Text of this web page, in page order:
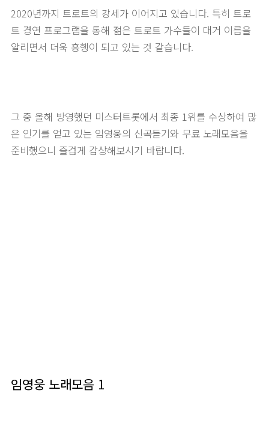
2020년까지 트로트의 강세가 이어지고 있습니다. 특히 트로
트 경연 프로그램을 통해 젊은 트로트 가수들이 대거 이름을
알리면서 더욱 흥행이 되고 있는 것 같습니다.
그 중 올해 방영했던 미스터트롯에서 최종 1위를 수상하여 많
은 인기를 얻고 있는 임영웅의 신곡듣기와 무료 노래모음을
준비했으니 즐겁게 감상해보시기 바랍니다.
임영웅 노래모음 1